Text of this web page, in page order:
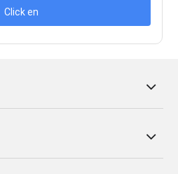
Click en